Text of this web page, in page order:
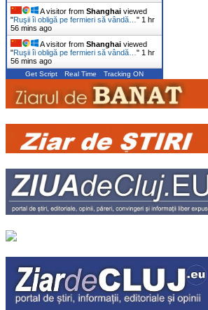
A visitor from Shanghai viewed
"Ruşii îi obligă pe fermieri să vândă… " 1 hr
56 mins ago
A visitor from Shanghai viewed
"Ruşii îi obligă pe fermieri să vândă… " 1 hr
56 mins ago
Get Script Real Time Tracking ON